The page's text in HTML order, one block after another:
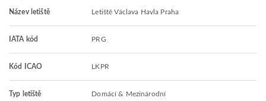
Název letiště Letiště Václava Havla Praha
IATA kód PRG
Kód ICAO LKPR
Typ letiště Domácí & Mezinárodní